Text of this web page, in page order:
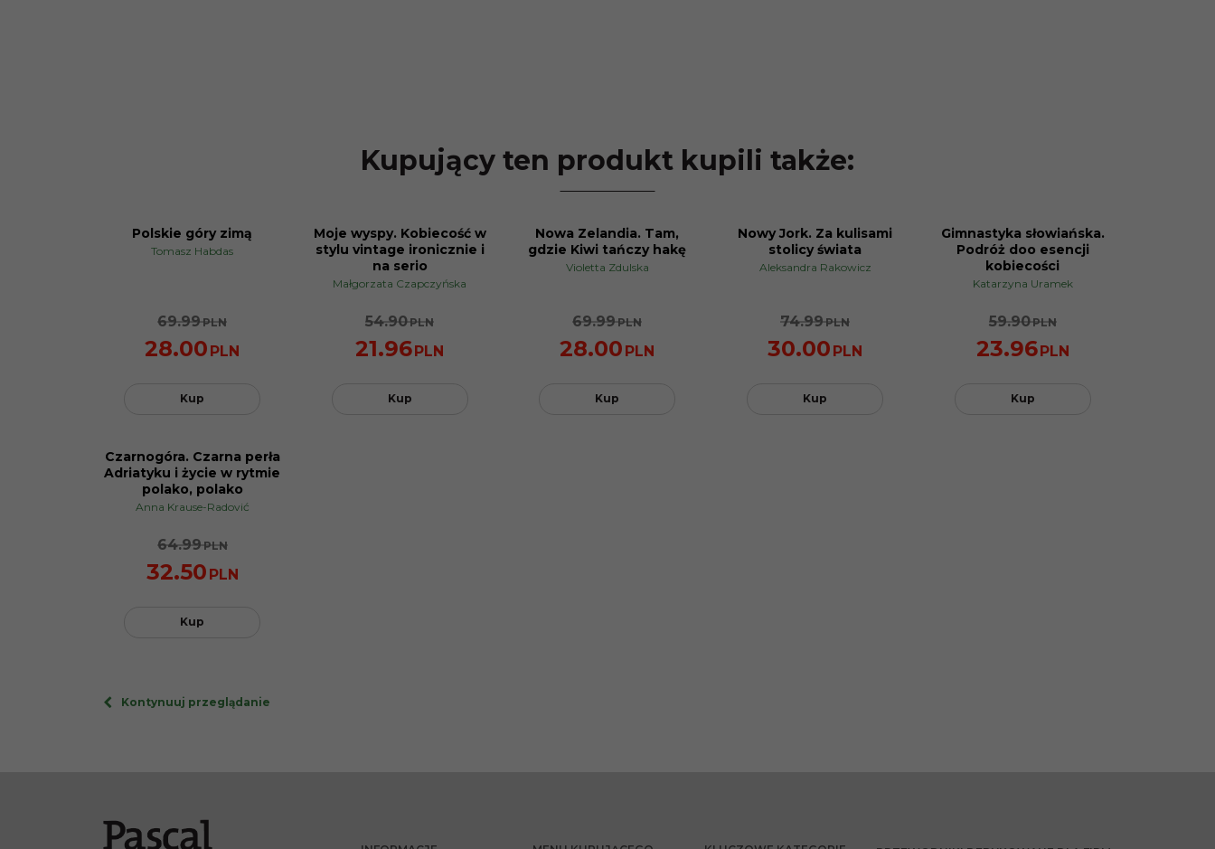
Kupujący ten produkt kupili także:
Polskie góry zimą
Tomasz Habdas
69.99PLN
28.00 PLN
Kup
PROMOCJA
Moje wyspy. Kobiecość w
stylu vintage ironicznie i
na serio
Małgorzata Czapczyńska
54.90PLN
21.96PLN
Kup
PROMOCJA
Nowa Zelandia. Tam,
gdzie Kiwi tańczy hakę
Violetta Zdulska
69.99PLN
28.00 PLN
Kup
PROMOCJA
Nowy Jork. Za kulisami
stolicy świata
Aleksandra Rakowicz
74.99PLN
30.00 PLN
Kup
PROMOCJA
Gimnastyka słowiańska.
Podróż doo esencji
kobiecości
Katarzyna Uramek
59.90PLN
23.96PLN
Kup
NOWOŚĆ
PROMOCJA
Czarnogóra. Czarna perła
Adriatyku i życie w rytmie
polako, polako
Anna Krause-Radović
64.99PLN
32.50 PLN
Kup
Kontynuuj przeglądanie